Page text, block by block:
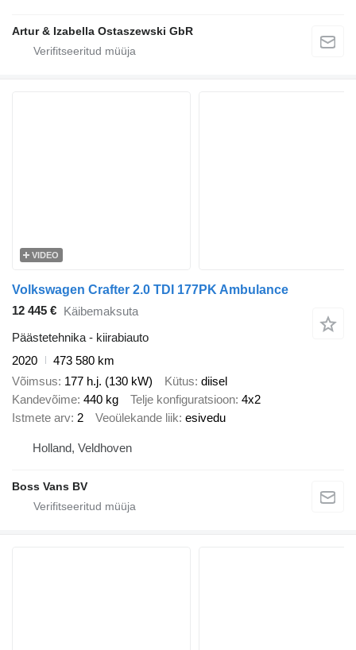
Artur & Izabella Ostaszewski GbR
VIDEO
Volkswagen Crafter 2.0 TDI 177PK Ambulance
12 445 € Käibemaksuta
Päästetehnika - kiirabiauto
2020
473 580 km
Võimsus 177 h.j. (130 kW) Kütus diisel
Kandevõime 440 kg Telje konfiguratsioon 4x2
Istmete arv 2 Veoülekande liik esivedu
Holland, Veldhoven
Boss Vans BV